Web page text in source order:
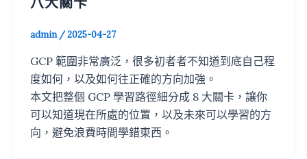
admin /2025-04-27
GCP 範圍非常廣泛，很多初者者不知道到底自己程
度如何，以及如何往正確的方向加強。
本文把整個 GCP 學習路徑細分成 8 大關卡，讓你
可以知道現在所處的位置，以及未來可以學習的方
向，避免浪費時間學錯東西。